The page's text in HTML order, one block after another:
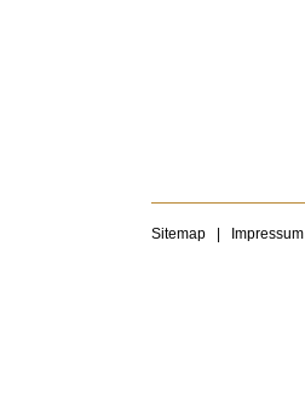
Sitemap Impressum